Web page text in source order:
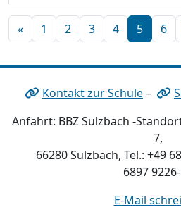
« 1 2 3 4 5 6
Kontakt zur Schule–
Anfahrt: BBZ Sulzbach -
7,
66280 Sulzbach, Tel.: +49
6897
E-Mail